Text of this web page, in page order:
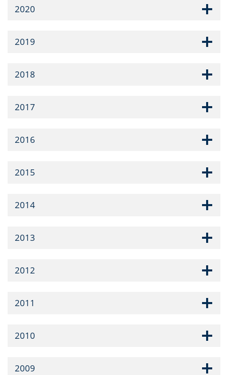
2020
2019
2018
2017
2016
2015
2014
2013
2012
2011
2010
2009